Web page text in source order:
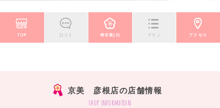
TOP 口コミ 袴衣装(8) プラン アクセス
京美 彦根店の店舗情報
shop information